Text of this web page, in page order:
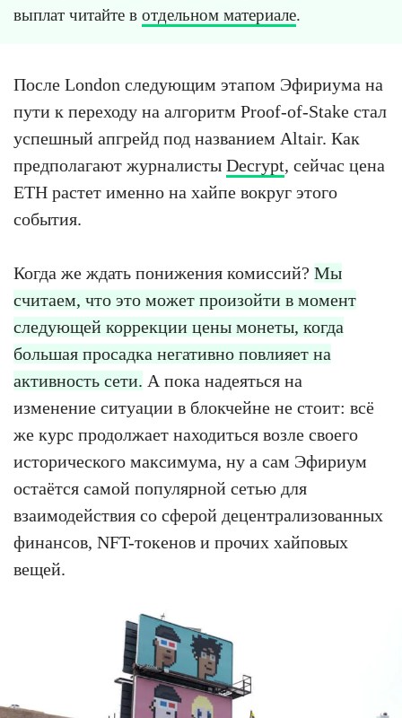
выплат читайте в отдельном материале.
После London следующим этапом Эфириума на
пути к переходу на алгоритм Proof-of-Stake стал
успешный апгрейд под названием Altair. Как
предполагают журналисты Decrypt, сейчас цена
ETH растет именно на хайпе вокруг этого
события.
Когда же ждать понижения комиссий? Мы
считаем, что это может произойти в момент
следующей коррекции цены монеты, когда
большая просадка негативно повлияет на
активность сети. А пока надеяться на
изменение ситуации в блокчейне не стоит: всё
же курс продолжает находиться возле своего
исторического максимума, ну а сам Эфириум
остаётся самой популярной сетью для
взаимодействия со сферой децентрализованных
финансов, NFT-токенов и прочих хайповых
вещей.